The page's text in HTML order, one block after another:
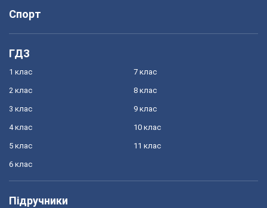
Спорт
ГДЗ
1 клас
2 клас
3 клас
4 клас
5 клас
6 клас
7 клас
8 клас
9 клас
10 клас
11 клас
Підручники